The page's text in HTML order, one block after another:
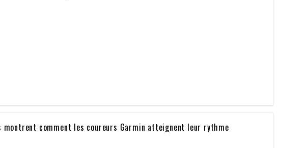
montrent comment les coureurs Garmin atteignent leur rythme